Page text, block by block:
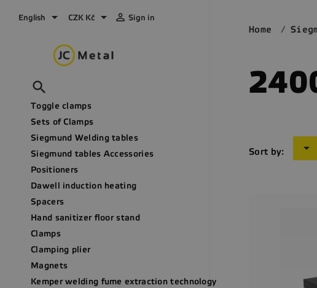
English  CZK Kč   Sign in

Toggle clamps
Sets of Clamps
Siegmund Welding tables
Siegmund tables Accessories
Positioners
Dawell induction heating
Spacers
Hand sanitizer floor stand
Clamps
Clamping plier
Magnets
Kemper welding fume extraction technology
Home
Sort by: 